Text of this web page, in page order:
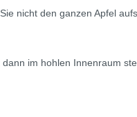
nicht den ganzen Apfel
im hohlen Innenraum